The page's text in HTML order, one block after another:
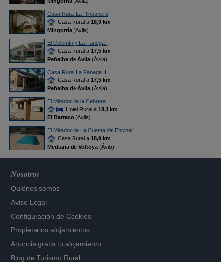
Casa Rural La Rinconera
Casa Rural a 16,9 km
Mingorría(Ávila)
El Celemín y La Fanega I
Casa Rural a 17,5 km
Peñalba de Ávila(Ávila)
Casa Rural La Fanega II
Casa Rural a 17,5 km
Peñalba de Ávila(Ávila)
El Mirador de la Cebrera
Hotel Rural a 18,1 km
El Barraco(Ávila)
El Mirador de La Cuesta del Encinar
Casa Rural a 18,9 km
Mediana de Voltoya(Ávila)
Nosotros
Quiénes somos
Aviso Legal
Configuración de Cookies
Propietarios alojamientos
Anuncia gratis tu alojamiento
Blog de Turismo Rural